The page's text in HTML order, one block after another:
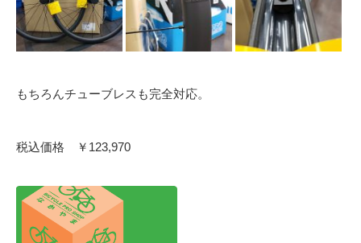
もちろんチューブレスも完全対応。
税込価格 ￥123,970